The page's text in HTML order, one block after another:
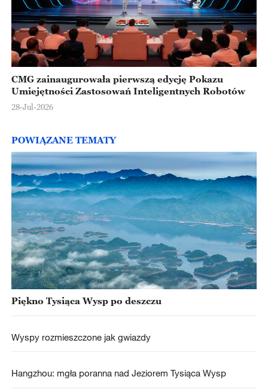
CMG zainaugurowała pierwszą edycję Pokazu
Umiejętności Zastosowań Inteligentnych Robotów
28-Jul-2026
POWIĄZANE TEMATY
Piękno Tysiąca Wysp po deszczu
Wyspy rozmieszczone jak gwiazdy
Hangzhou: mgła poranna nad Jeziorem Tysiąca Wysp